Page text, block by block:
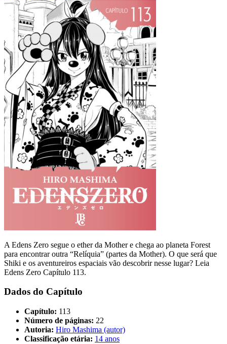
A Edens Zero segue o ether da Mother e chega ao planeta Forest
para encontrar outra “Relíquia” (partes da Mother). O que será que
Shiki e os aventureiros espaciais vão descobrir nesse lugar? Leia
Edens Zero Capítulo 113.
Dados do Capítulo
Capítulo: 113
Número de páginas: 22
Autoria: Hiro Mashima (autor)
Classificação etária: 14 anos